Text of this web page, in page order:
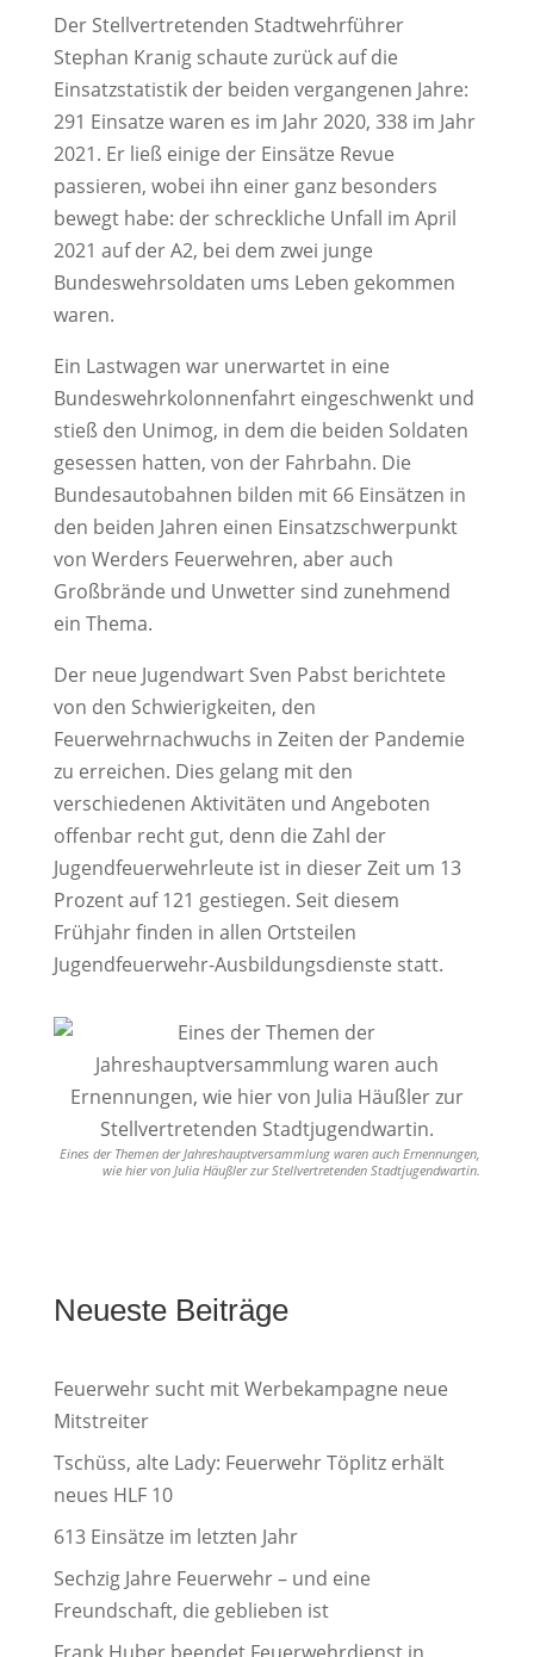
Der Stellvertretenden Stadtwehrführer
Stephan Kranig schaute zurück auf die
Einsatzstatistik der beiden vergangenen Jahre:
291 Einsatze waren es im Jahr 2020, 338 im Jahr
2021. Er ließ einige der Einsätze Revue
passieren, wobei ihn einer ganz besonders
bewegt habe: der schreckliche Unfall im April
2021 auf der A2, bei dem zwei junge
Bundeswehrsoldaten ums Leben gekommen
waren.
Ein Lastwagen war unerwartet in eine
Bundeswehrkolonnenfahrt eingeschwenkt und
stieß den Unimog, in dem die beiden Soldaten
gesessen hatten, von der Fahrbahn. Die
Bundesautobahnen bilden mit 66 Einsätzen in
den beiden Jahren einen Einsatzschwerpunkt
von Werders Feuerwehren, aber auch
Großbrände und Unwetter sind zunehmend
ein Thema.
Der neue Jugendwart Sven Pabst berichtete
von den Schwierigkeiten, den
Feuerwehrnachwuchs in Zeiten der Pandemie
zu erreichen. Dies gelang mit den
verschiedenen Aktivitäten und Angeboten
offenbar recht gut, denn die Zahl der
Jugendfeuerwehrleute ist in dieser Zeit um 13
Prozent auf 121 gestiegen. Seit diesem
Frühjahr finden in allen Ortsteilen
Jugendfeuerwehr-Ausbildungsdienste statt.
Eines der Themen der Jahreshauptversammlung waren auch Ernennungen,
wie hier von Julia Häußler zur Stellvertretenden Stadtjugendwartin.
Neueste Beiträge
Feuerwehr sucht mit Werbekampagne neue
Mitstreiter
Tschüss, alte Lady: Feuerwehr Töplitz erhält
neues HLF 10
613 Einsätze im letzten Jahr
Sechzig Jahre Feuerwehr – und eine
Freundschaft, die geblieben ist